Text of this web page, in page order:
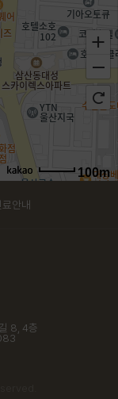
100m
안내
8, 4층